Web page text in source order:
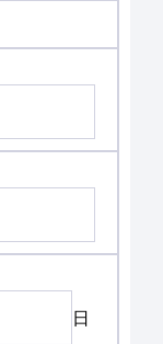
日